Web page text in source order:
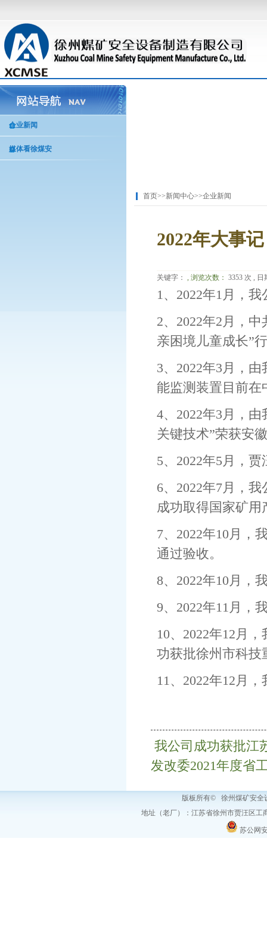
企业新闻
媒体看徐煤安
首页>>新闻中心>>企业新闻
2022年大事记
关键字： , 浏览次数： 3353 次 , 日
1、2022年1月，
2、2022年2月，
亲困境儿童成长”
3、2022年3月，
能监测装置目前在
4、2022年3月，
关键技术”荣获安
5、2022年5月，
6、2022年7月，
成功取得国家矿
7、2022年10月，
通过验收。
8、2022年10月，
9、2022年11月，
10、2022年12月
功获批徐州市科技
11、2022年12月
我公司成功获批江
发改委2021年度省
版板所有© 徐州煤矿安
地址（老厂）：江苏省徐州市贾汪区
苏公网